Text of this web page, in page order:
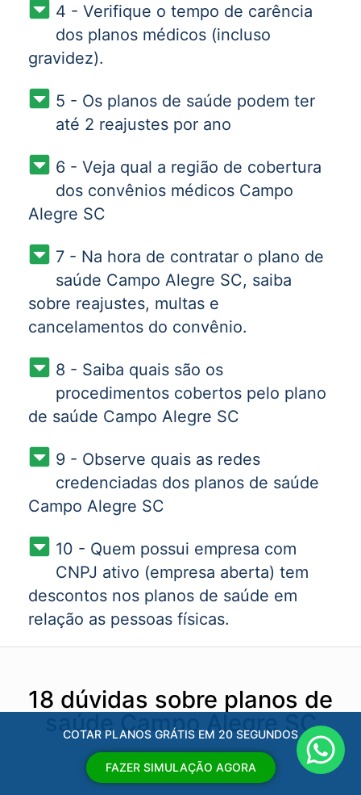
4 - Verifique o tempo de carência
dos planos médicos (incluso
gravidez).
5 - Os planos de saúde podem ter
até 2 reajustes por ano
6 - Veja qual a região de cobertura
dos convênios médicos Campo
Alegre SC
7 - Na hora de contratar o plano de
saúde Campo Alegre SC, saiba
sobre reajustes, multas e
cancelamentos do convênio.
8 - Saiba quais são os
procedimentos cobertos pelo plano
de saúde Campo Alegre SC
9 - Observe quais as redes
credenciadas dos planos de saúde
Campo Alegre SC
10 - Quem possui empresa com
CNPJ ativo (empresa aberta) tem
descontos nos planos de saúde em
relação as pessoas físicas.
18 dúvidas sobre planos de
saúde Campo Alegre SC
COTAR PLANOS GRÁTIS EM 20 SEGUNDOS
FAZER SIMULAÇÃO AGORA